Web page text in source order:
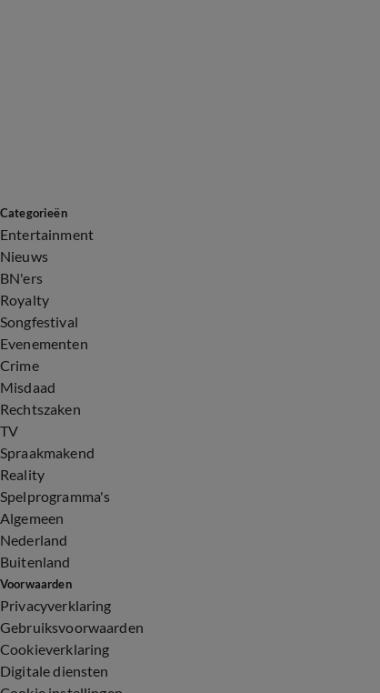
Categorieën
Entertainment
Nieuws
BN'ers
Royalty
Songfestival
Evenementen
Crime
Misdaad
Rechtszaken
TV
Spraakmakend
Reality
Spelprogramma's
Algemeen
Nederland
Buitenland
Voorwaarden
Privacyverklaring
Gebruiksvoorwaarden
Cookieverklaring
Digitale diensten